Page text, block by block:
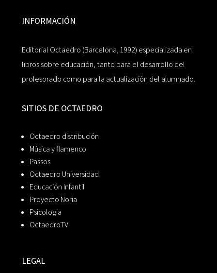
INFORMACIÓN
Editorial Octaedro (Barcelona, 1992) especializada en
libros sobre educación, tanto para el desarrollo del
profesorado como para la actualización del alumnado.
SITIOS DE OCTAEDRO
Octaedro distribución
Música y flamenco
Passos
Octaedro Universidad
Educación Infantil
Proyecto Noria
Psicología
OctaedroTV
LEGAL